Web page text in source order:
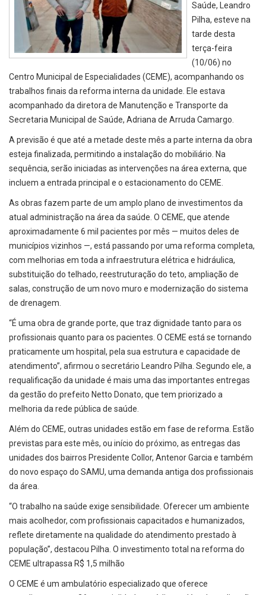
Saúde, Leandro
Pilha, esteve na
tarde desta
terça-feira
(10/06) no
Centro Municipal de Especialidades (CEME), acompanhando os
trabalhos finais da reforma interna da unidade. Ele estava
acompanhado da diretora de Manutenção e Transporte da
Secretaria Municipal de Saúde, Adriana de Arruda Camargo.
A previsão é que até a metade deste mês a parte interna da obra
esteja finalizada, permitindo a instalação do mobiliário. Na
sequência, serão iniciadas as intervenções na área externa, que
incluem a entrada principal e o estacionamento do CEME.
As obras fazem parte de um amplo plano de investimentos da
atual administração na área da saúde. O CEME, que atende
aproximadamente 6 mil pacientes por mês — muitos deles de
municípios vizinhos —, está passando por uma reforma completa,
com melhorias em toda a infraestrutura elétrica e hidráulica,
substituição do telhado, reestruturação do teto, ampliação de
salas, construção de um novo muro e modernização do sistema
de drenagem.
“É uma obra de grande porte, que traz dignidade tanto para os
profissionais quanto para os pacientes. O CEME está se tornando
praticamente um hospital, pela sua estrutura e capacidade de
atendimento”, afirmou o secretário Leandro Pilha. Segundo ele, a
requalificação da unidade é mais uma das importantes entregas
da gestão do prefeito Netto Donato, que tem priorizado a
melhoria da rede pública de saúde.
Além do CEME, outras unidades estão em fase de reforma. Estão
previstas para este mês, ou início do próximo, as entregas das
unidades dos bairros Presidente Collor, Antenor Garcia e também
do novo espaço do SAMU, uma demanda antiga dos profissionais
da área.
“O trabalho na saúde exige sensibilidade. Oferecer um ambiente
mais acolhedor, com profissionais capacitados e humanizados,
reflete diretamente na qualidade do atendimento prestado à
população”, destacou Pilha. O investimento total na reforma do
CEME ultrapassa R$ 1,5 milhão
O CEME é um ambulatório especializado que oferece